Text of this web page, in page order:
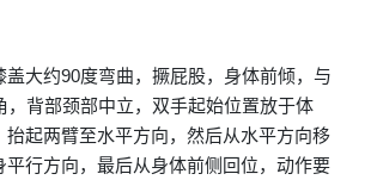
盖大约90度弯曲，撅屁股，身体前倾，与
，背部颈部中立，双手起始位置放于体
抬起两臂至水平方向，然后从水平方向移
平行方向，最后从身体前侧回位，动作要